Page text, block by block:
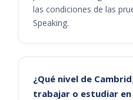
las condiciones de las
Speaking.
¿Qué nivel de
trabajar o estudiar